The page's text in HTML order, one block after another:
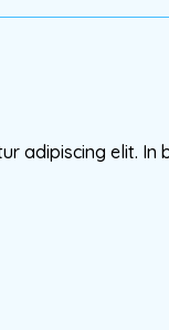
adipiscing elit. In